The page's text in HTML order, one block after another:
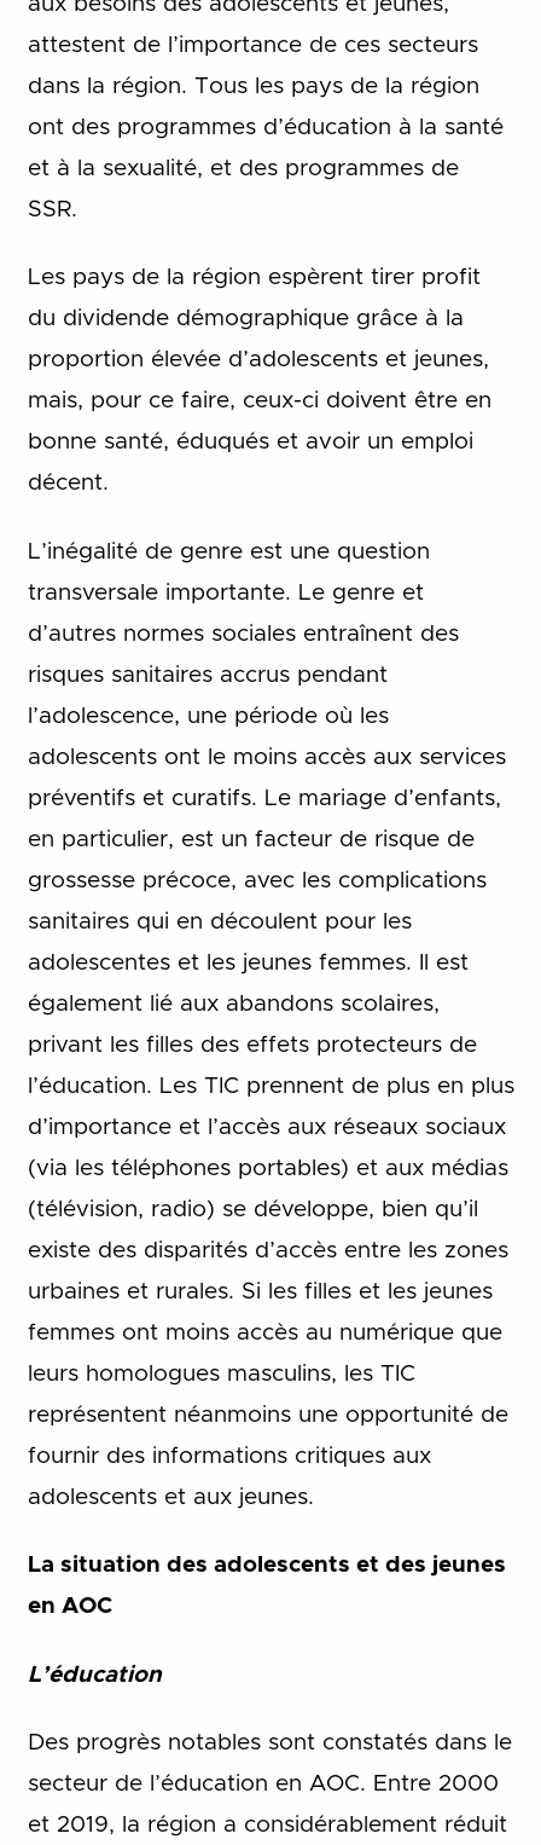
attestent de l’importance de ces secteurs
dans la région. Tous les pays de la région
ont des programmes d’éducation à la santé
et à la sexualité, et des programmes de
SSR.
Les pays de la région espèrent tirer profit
du dividende démographique grâce à la
proportion élevée d’adolescents et jeunes,
mais, pour ce faire, ceux-ci doivent être en
bonne santé, éduqués et avoir un emploi
décent.
L’inégalité de genre est une question
transversale importante. Le genre et
d’autres normes sociales entraînent des
risques sanitaires accrus pendant
l’adolescence, une période où les
adolescents ont le moins accès aux services
préventifs et curatifs. Le mariage d’enfants,
en particulier, est un facteur de risque de
grossesse précoce, avec les complications
sanitaires qui en découlent pour les
adolescentes et les jeunes femmes. Il est
également lié aux abandons scolaires,
privant les filles des effets protecteurs de
l’éducation. Les TIC prennent de plus en plus
d’importance et l’accès aux réseaux sociaux
(via les téléphones portables) et aux médias
(télévision, radio) se développe, bien qu’il
existe des disparités d’accès entre les zones
urbaines et rurales. Si les filles et les jeunes
femmes ont moins accès au numérique que
leurs homologues masculins, les TIC
représentent néanmoins une opportunité de
fournir des informations critiques aux
adolescents et aux jeunes.
La situation des adolescents et des jeunes
en AOC
L’éducation
Des progrès notables sont constatés dans le
secteur de l’éducation en AOC. Entre 2000
et 2019, la région a considérablement réduit